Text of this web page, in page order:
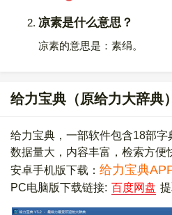
凉素是什么意思？
凉素的意思是：素绢。
给力宝典（原给力大辞典
给力宝典，一部软件包含18部字
数据量大，内容丰富，检索方便
安卓手机版下载： 给力宝典
PC电脑版下载链接: 百度网盘